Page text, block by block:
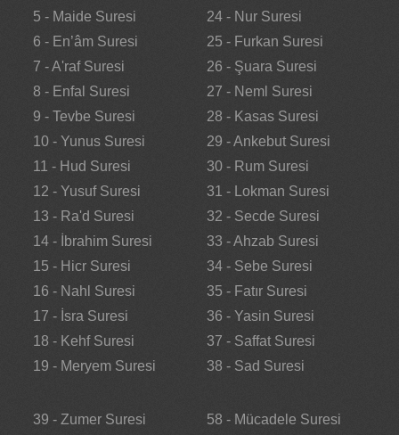
5 - Maide Suresi
6 - En’âm Suresi
7 - A'raf Suresi
8 - Enfal Suresi
9 - Tevbe Suresi
10 - Yunus Suresi
11 - Hud Suresi
12 - Yusuf Suresi
13 - Ra'd Suresi
14 - İbrahim Suresi
15 - Hicr Suresi
16 - Nahl Suresi
17 - İsra Suresi
18 - Kehf Suresi
19 - Meryem Suresi
24 - Nur Suresi
25 - Furkan Suresi
26 - Şuara Suresi
27 - Neml Suresi
28 - Kasas Suresi
29 - Ankebut Suresi
30 - Rum Suresi
31 - Lokman Suresi
32 - Secde Suresi
33 - Ahzab Suresi
34 - Sebe Suresi
35 - Fatır Suresi
36 - Yasin Suresi
37 - Saffat Suresi
38 - Sad Suresi
39 - Zumer Suresi
58 - Mücadele Suresi